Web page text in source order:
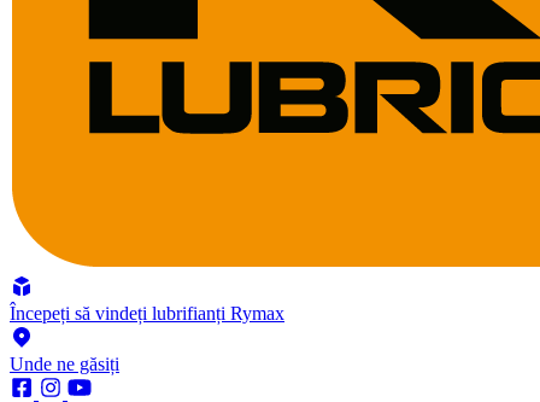
Începeți să vindeți lubrifianți Rymax
Unde ne găsiți